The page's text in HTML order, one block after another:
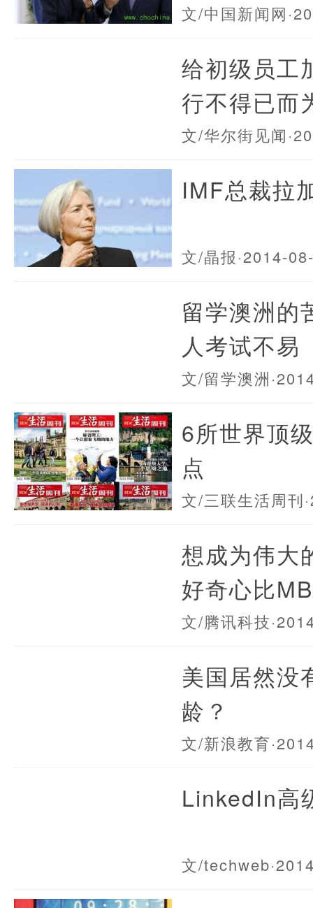
文/中国新闻网
给初级员工
行不得已而
文/华尔街见闻
IMF总裁拉
文/晶报·2014-
留学澳洲的
人考试不易
文/留学澳洲
6所世界顶
点
文/三联生活周刊
想成为伟大
好奇心比
文/腾讯科技
美国居然没
龄？
文/新浪教育
LinkedIn高
文/techweb